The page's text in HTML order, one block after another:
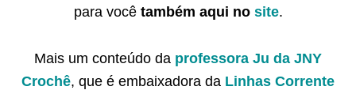
para você também aqui no site.
Mais um conteúdo da professora Ju da JNY
Crochê, que é embaixadora da Linhas Corrente